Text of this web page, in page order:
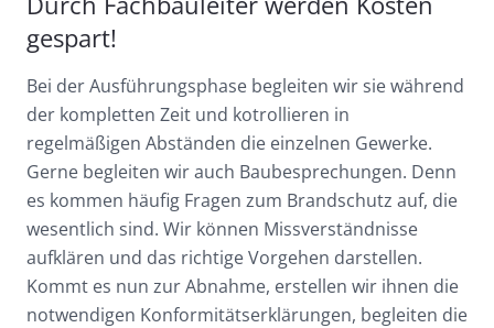
gespart!
Bei der Ausführungsphase begleiten wir sie während
der kompletten Zeit und kotrollieren in
regelmäßigen Abständen die einzelnen Gewerke.
Gerne begleiten wir auch Baubesprechungen. Denn
es kommen häufig Fragen zum Brandschutz auf, die
wesentlich sind. Wir können Missverständnisse
aufklären und das richtige Vorgehen darstellen.
Kommt es nun zur Abnahme, erstellen wir ihnen die
notwendigen Konformitätserklärungen, begleiten die